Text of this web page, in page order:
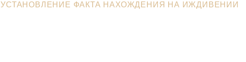
УСТАНОВЛЕНИЕ ФАКТА НАХОЖДЕНИЯ НА ИЖДИВЕНИИ